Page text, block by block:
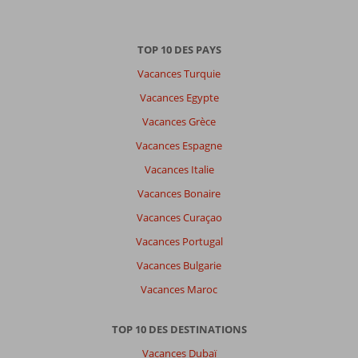
TOP 10 DES PAYS
Vacances Turquie
Vacances Egypte
Vacances Grèce
Vacances Espagne
Vacances Italie
Vacances Bonaire
Vacances Curaçao
Vacances Portugal
Vacances Bulgarie
Vacances Maroc
TOP 10 DES DESTINATIONS
Vacances Dubaï